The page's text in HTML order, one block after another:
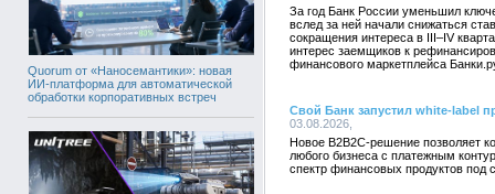
Quorum от «Наносемантики»: новая
ИИ-платформа для автоматической
обработки корпоративных встреч
За год Банк России уменьшил
вслед за ней начали снижаться
сокращения интереса в III–IV
интерес заемщиков к
финансового маркетплейса
Свой Банк запустил white-label
03.08.2026,
Новое B2B2C-решение позволяет
любого бизнеса с платежным
спектр финансовых продуктов под